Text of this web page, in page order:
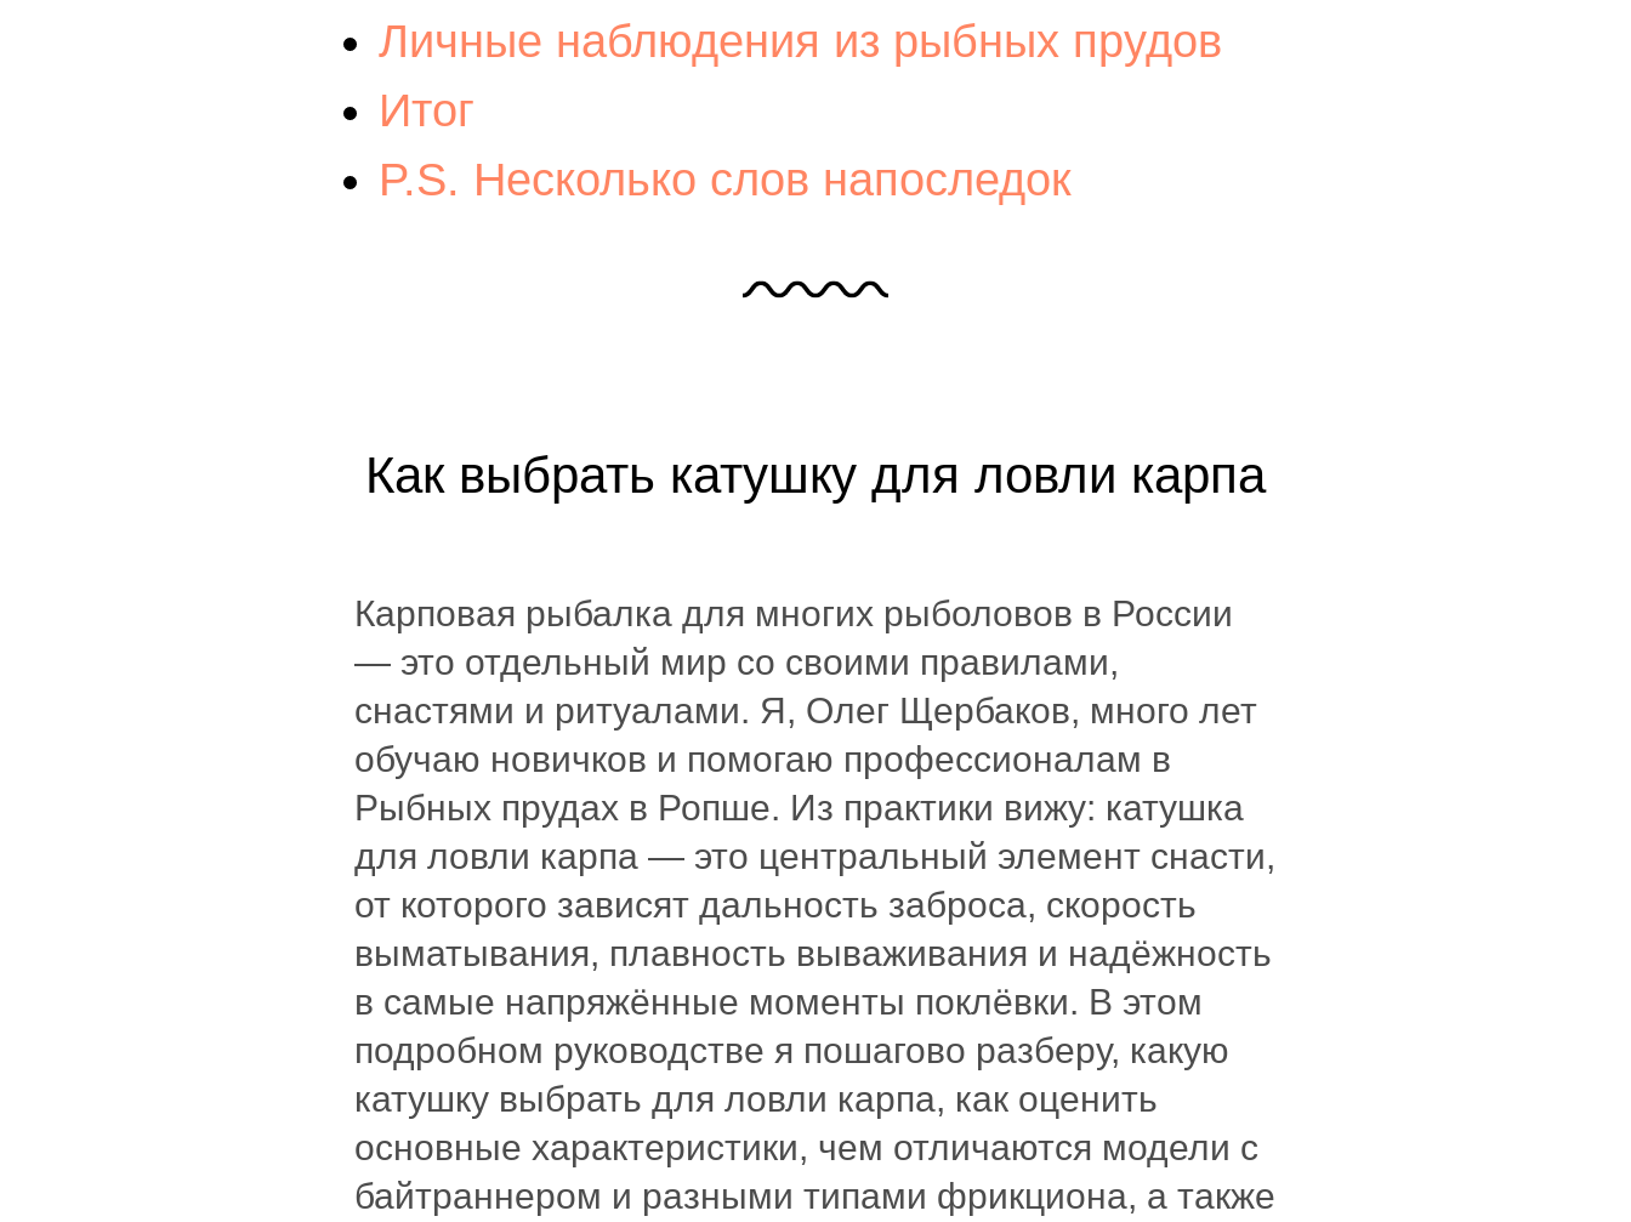
Личные наблюдения из рыбных прудов
Итог
P.S. Несколько слов напоследок
Как выбрать катушку для ловли карпа
Карповая рыбалка для многих рыболовов в России
— это отдельный мир со своими правилами,
снастями и ритуалами. Я, Олег Щербаков, много лет
обучаю новичков и помогаю профессионалам в
Рыбных прудах в Ропше. Из практики вижу: катушка
для ловли карпа — это центральный элемент снасти,
от которого зависят дальность заброса, скорость
выматывания, плавность вываживания и надёжность
в самые напряжённые моменты поклёвки. В этом
подробном руководстве я пошагово разберу, какую
катушку выбрать для ловли карпа, как оценить
основные характеристики, чем отличаются модели с
байтраннером и разными типами фрикциона, а также